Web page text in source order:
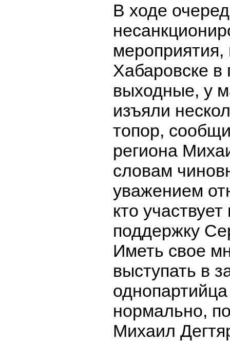
В ходе
мероприятия,
Хабаровске
выходные, у
изъяли
топор,
региона
словам
уважением
кто
поддержку
Иметь свое
выступать в
нормально,
Михаил